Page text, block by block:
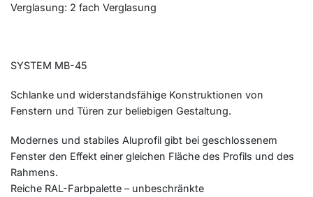
Verglasung: 2 fach Verglasung
SYSTEM MB-45
Schlanke und widerstandsfähige Konstruktionen von
Fenstern und Türen zur beliebigen Gestaltung.
Modernes und stabiles Aluprofil gibt bei geschlossenem
Fenster den Effekt einer gleichen Fläche des Profils und des
Rahmens.
Reiche RAL-Farbpalette – unbeschränkte